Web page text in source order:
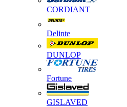
CORDIANT
Delinte
DUNLOP
Fortune
GISLAVED